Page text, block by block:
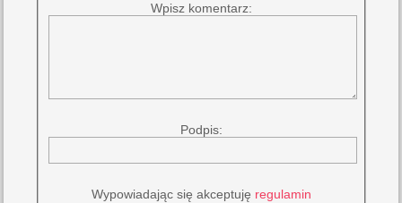
Wpisz komentarz:
Podpis:
Wypowiadając się akceptuję regulamin